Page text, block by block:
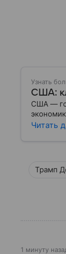
Узнать
США:
США —
Читать
Трамп
1 минуту